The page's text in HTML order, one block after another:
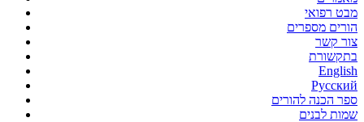
מבט רפואי
הורים מספרים
צור קשר
בתקשורת
English
Русский
ספר הכנה להורים
שמות לבנים